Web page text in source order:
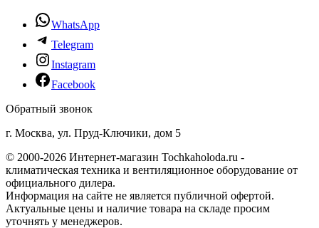
WhatsApp
Telegram
Instagram
Facebook
Обратный звонок
г. Москва, ул. Пруд-Ключики, дом 5
© 2000-2026 Интернет-магазин Tochkaholoda.ru -
климатическая техника и вентиляционное оборудование от
официального дилера.
Информация на сайте не является публичной офертой.
Актуальные цены и наличие товара на складе просим
уточнять у менеджеров.